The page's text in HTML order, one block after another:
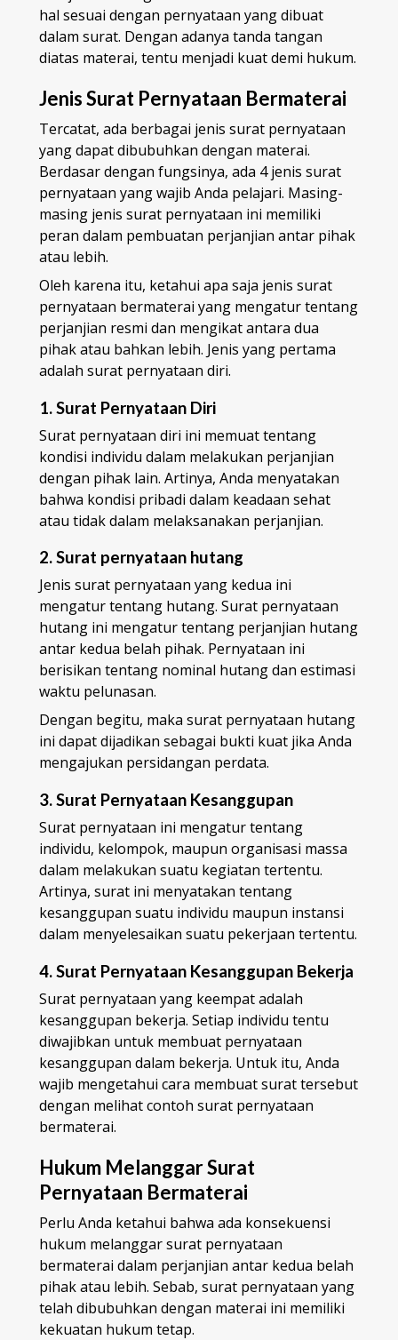
hal sesuai dengan pernyataan yang dibuat
dalam surat. Dengan adanya tanda tangan
diatas materai, tentu menjadi kuat demi hukum.
Jenis Surat Pernyataan Bermaterai
Tercatat, ada berbagai jenis surat pernyataan
yang dapat dibubuhkan dengan materai.
Berdasar dengan fungsinya, ada 4 jenis surat
pernyataan yang wajib Anda pelajari. Masing-
masing jenis surat pernyataan ini memiliki
peran dalam pembuatan perjanjian antar pihak
atau lebih.
Oleh karena itu, ketahui apa saja jenis surat
pernyataan bermaterai yang mengatur tentang
perjanjian resmi dan mengikat antara dua
pihak atau bahkan lebih. Jenis yang pertama
adalah surat pernyataan diri.
1. Surat Pernyataan Diri
Surat pernyataan diri ini memuat tentang
kondisi individu dalam melakukan perjanjian
dengan pihak lain. Artinya, Anda menyatakan
bahwa kondisi pribadi dalam keadaan sehat
atau tidak dalam melaksanakan perjanjian.
2. Surat pernyataan hutang
Jenis surat pernyataan yang kedua ini
mengatur tentang hutang. Surat pernyataan
hutang ini mengatur tentang perjanjian hutang
antar kedua belah pihak. Pernyataan ini
berisikan tentang nominal hutang dan estimasi
waktu pelunasan.
Dengan begitu, maka surat pernyataan hutang
ini dapat dijadikan sebagai bukti kuat jika Anda
mengajukan persidangan perdata.
3. Surat Pernyataan Kesanggupan
Surat pernyataan ini mengatur tentang
individu, kelompok, maupun organisasi massa
dalam melakukan suatu kegiatan tertentu.
Artinya, surat ini menyatakan tentang
kesanggupan suatu individu maupun instansi
dalam menyelesaikan suatu pekerjaan tertentu.
4. Surat Pernyataan Kesanggupan Bekerja
Surat pernyataan yang keempat adalah
kesanggupan bekerja. Setiap individu tentu
diwajibkan untuk membuat pernyataan
kesanggupan dalam bekerja. Untuk itu, Anda
wajib mengetahui cara membuat surat tersebut
dengan melihat contoh surat pernyataan
bermaterai.
Hukum Melanggar Surat
Pernyataan Bermaterai
Perlu Anda ketahui bahwa ada konsekuensi
hukum melanggar surat pernyataan
bermaterai dalam perjanjian antar kedua belah
pihak atau lebih. Sebab, surat pernyataan yang
telah dibubuhkan dengan materai ini memiliki
kekuatan hukum tetap.